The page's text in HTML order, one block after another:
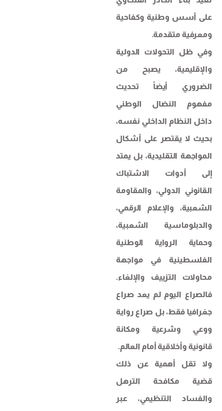
على أسس وطنية وكفاحية
ومعرفية متقدمة.
وفي ظل التحولات الدولية
والإقليمية، يصبح من
الضروري أيضاً تحديث
مفهوم النضال الوطني
داخل النظام الداخلي نفسه،
بحيث لا يقتصر على أشكال
المواجهة التقليدية، بل يمتد
إلى أدوات الاشتباك
القانوني الدولي، والمقاومة
الشعبية، والإعلام الرقمي،
والدبلوماسية الشعبية،
وحماية الرواية الوطنية
الفلسطينية في مواجهة
محاولات التزييف والإلغاء.
فالصراع اليوم لم يعد صراع
جغرافيا فقط، بل صراع رواية
ووعي وشرعية ومكانة
قانونية وأخلاقية أمام العالم.
ولا تقل أهمية عن ذلك
قضية مكافحة الترهل
والفساد التنظيمي، عبر